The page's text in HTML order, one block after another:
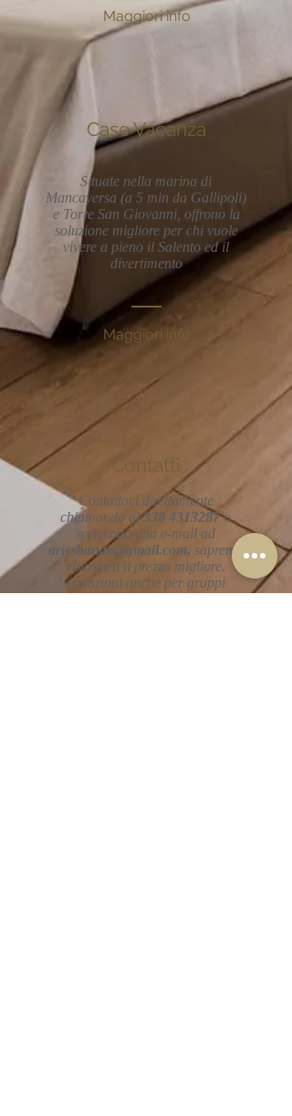
Contatti
Contattaci direttamente
chiamando al338 4313287o
scrivendo una e-mail ad
ariesbandb@gmail.com, sapremo
riservarti il prezzo migliore.
(soluzioni anche per gruppi
Case Vacanza
Situate nella marina di
Mancaversa (a 5 min da Gallipoli)
e Torre San Giovanni, offrono la
soluzione migliore per chi vuole
vivere a pieno il Salento ed il
divertimento
Maggiori info
Maggiori info